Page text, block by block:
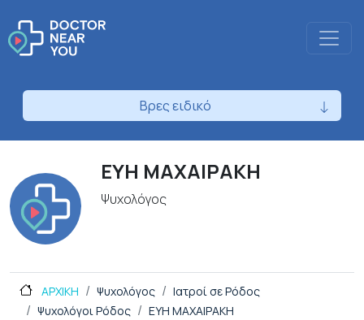
Βρες ειδικό
ΕΥΗ ΜΑΧΑΙΡΑΚΗ
Ψυχολόγος
ΑΡΧΙΚΗ Ψυχολόγος
Ιατροί σε Ρόδος
Ψυχολόγοι Ρόδος
ΕΥΗ ΜΑΧΑΙΡΑΚΗ